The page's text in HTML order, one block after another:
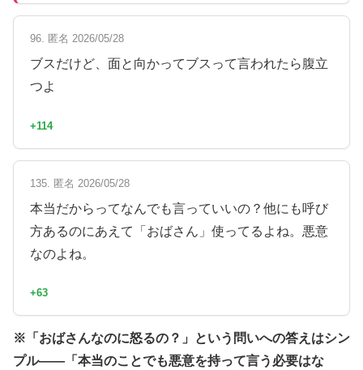
96. 匿名 2026/05/28
ブスだけど、面と向かってブスって言われたら腹立
つよ
+114
135. 匿名 2026/05/28
本当だからってなんでも言っていいの？他にも呼び
方あるのにあえて「おばさん」使ってるよね。悪意
なのよね。
+63
※「おばさんなのに怒るの？」という問いへの答えはシン
プル——「本当のことでも悪意を持って言う必要はな